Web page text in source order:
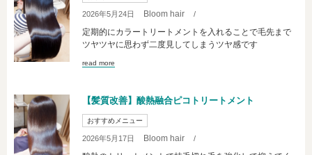
2026年5月24日 Bloom hair /
定期的にカラートリートメントを入れることで毛先まで
ツヤツヤに思わず二度見してしまうツヤ感です
read more
【髪質改善】酸熱融合ピコトリートメント
おすすめメニュー
2026年5月17日 Bloom hair /